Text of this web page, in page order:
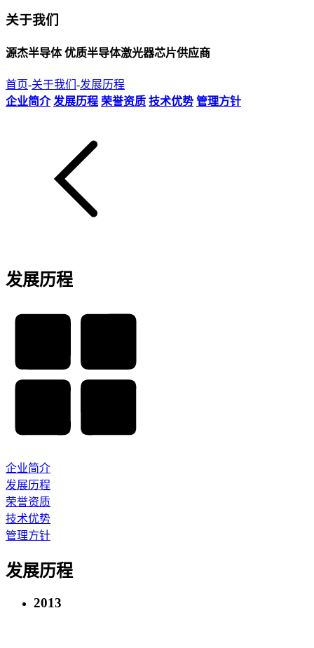
关于我们
源杰半导体 优质半导体激光器芯片供应商
首页-关于我们 -发展历程
企业简介 发展历程 荣誉资质 技术优势 管理方针
发展历程
企业简介
发展历程
荣誉资质
技术优势
管理方针
发展历程
2013